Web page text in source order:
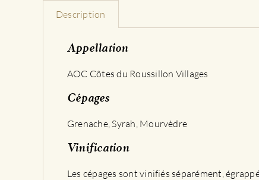
Description
Appellation
AOC Côtes du Roussillon Villages
Cépages
Grenache, Syrah, Mourvèdre
Vinification
Les cépages sont vinifiés séparément,